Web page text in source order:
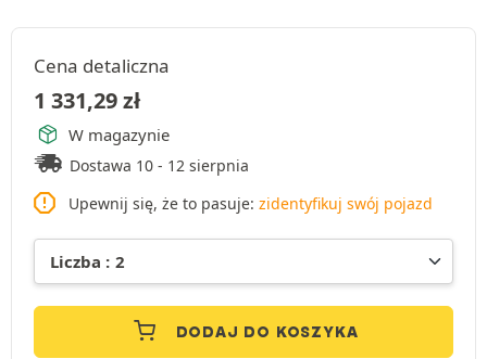
Cena detaliczna
1 331,29zł
W magazynie
Dostawa 10 - 12 sierpnia
Upewnij się, że to pasuje: zidentyfikuj swój pojazd
DODAJ DO KOSZYKA